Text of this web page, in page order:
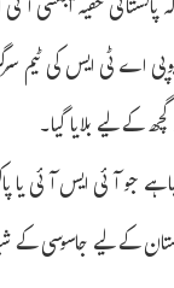
اے ٹی ایس کی ٹیم
لیے بلایا گیا۔
ہے جو آئی ایس آئی
کے لیے جاسوسی کے